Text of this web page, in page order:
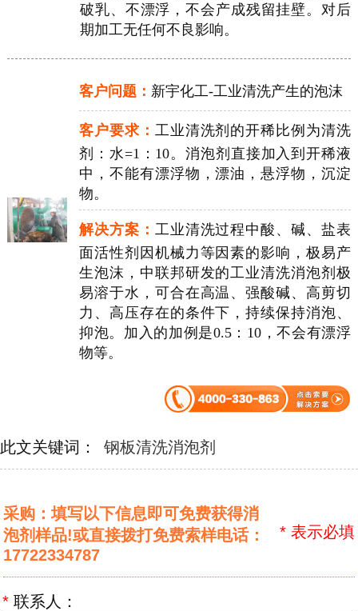
破乳、不漂浮，不会产成残留挂壁。对后
期加工无任何不良影响。
客户问题： 新宇化工-工业清洗产生的泡沫
客户要求： 工业清洗剂的开稀比例为清洗
剂：水=1：10。消泡剂直接加入到开稀液
中，不能有漂浮物，漂油，悬浮物，沉淀
物。
解决方案： 工业清洗过程中酸、碱、盐表
面活性剂因机械力等因素的影响，极易产
生泡沫，中联邦研发的工业清洗消泡剂极
易溶于水，可合在高温、强酸碱、高剪切
力、高压存在的条件下，持续保持消泡、
抑泡。加入的加例是0.5：10，不会有漂浮
物等。
此文关键词： 钢板清洗消泡剂
* 表示必填
采购：填写以下信息即可免费获得消
泡剂样品!或直接拨打免费索样电话：
17722334787
* 联系人：